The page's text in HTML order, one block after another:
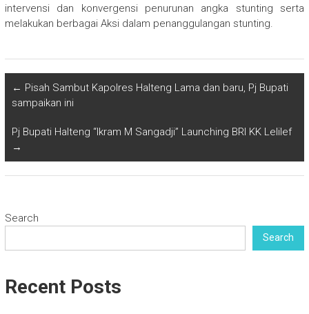
intervensi dan konvergensi penurunan angka stunting serta
melakukan berbagai Aksi dalam penanggulangan stunting.
← Pisah Sambut Kapolres Halteng Lama dan baru, Pj Bupati
sampaikan ini
Pj Bupati Halteng “Ikram M Sangadji” Launching BRI KK Lelilef
→
Search
Search
Recent Posts